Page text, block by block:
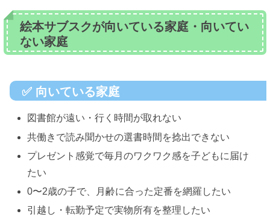
絵本サブスクが向いている家庭・向いてい
ない家庭
✅ 向いている家庭
図書館が遠い・行く時間が取れない
共働きで読み聞かせの選書時間を捻出できない
プレゼント感覚で毎月のワクワク感を子どもに届け
たい
0〜2歳の子で、月齢に合った定番を網羅したい
引越し・転勤予定で実物所有を整理したい